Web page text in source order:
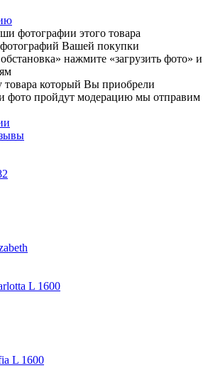
фотографии этого товара
фотографий Вашей покупки
нажмите «загрузить фото» и
товара который Вы приобрели
фото пройдут модерацию мы отправим
L 1600
L 1600